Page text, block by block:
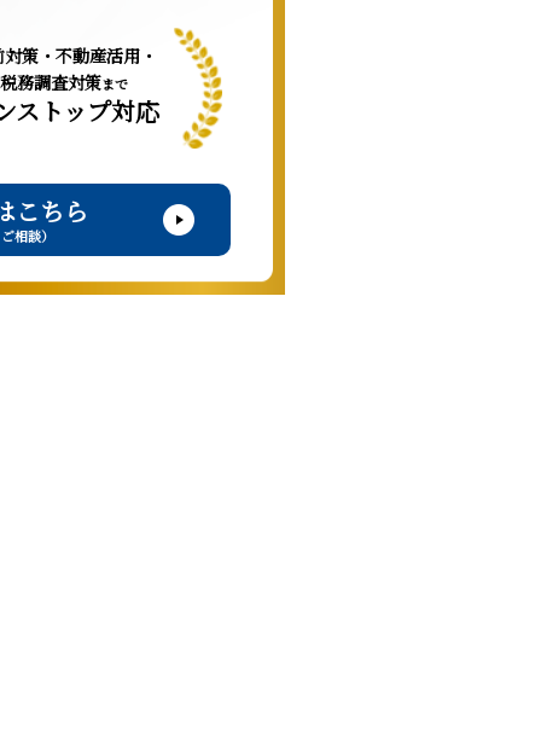
策・不動産活用・
税務調査対策まで
ストップ対応
こちら
相談）